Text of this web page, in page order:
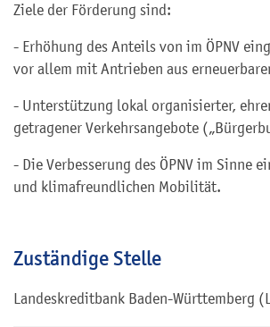
Ziele der Förderung sind:
- Erhöhung des Anteils von im ÖPNV
vor allem mit Antrieben aus
- Unterstützung lokal organisierter,
getragener Verkehrsangebote
- Die Verbesserung des ÖPNV im Sinne
und klimafreundlichen Mobilität.
Zuständige Stelle
Landeskreditbank Baden-Württemberg